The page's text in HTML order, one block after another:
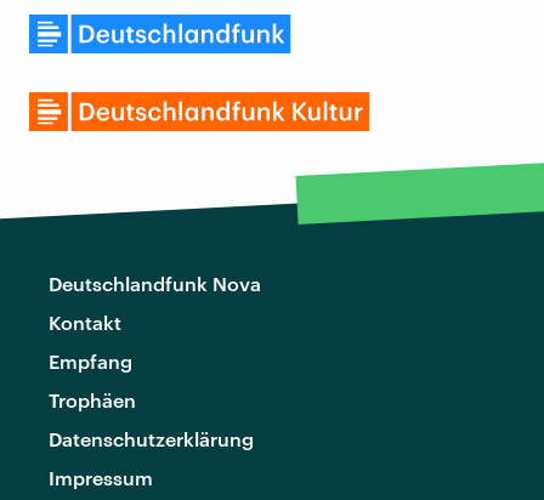
Deutschlandfunk Nova
Kontakt
Empfang
Trophäen
Datenschutzerklärung
Impressum